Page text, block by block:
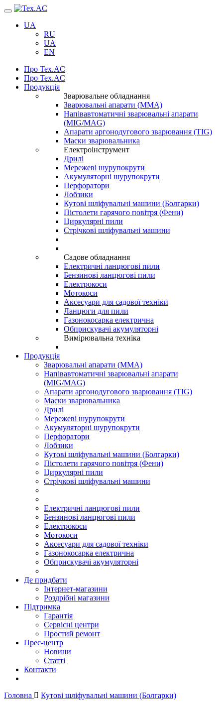
Навігація
UA
RU
UA
EN
Про Tex.AC
Про Tex.AC
Продукція
Зварювальне обладнання
Зварювальні апарати (ММА)
Напівавтоматичні зварювальні апарати
(MIG/MAG)
Апарати аргонодугового зварювання (TIG)
Маски зварювальника
Електроінструмент
Дрилі
Мережеві шурупокрути
Акумуляторні шурупокрути
Перфоратори
Лобзики
Кутові шліфувальні машини (Болгарки)
Пістолети гарячого повітря (Фени)
Циркулярні пили
Стрічкові шліфувальні машини
Садове обладнання
Електричні ланцюгові пили
Бензинові ланцюгові пили
Електрокоси
Мотокоси
Аксесуари для садової техніки
Ланцюги для пили
Газонокосарка електрична
Обприскувачі акумуляторні
Вимірювальна техніка
Продукція
Зварювальні апарати (ММА)
Напівавтоматичні зварювальні апарати
(MIG/MAG)
Апарати аргонодугового зварювання (TIG)
Маски зварювальника
Дрилі
Мережеві шурупокрути
Акумуляторні шурупокрути
Перфоратори
Лобзики
Кутові шліфувальні машини (Болгарки)
Пістолети гарячого повітря (Фени)
Циркулярні пили
Стрічкові шліфувальні машини
Електричні ланцюгові пили
Бензинові ланцюгові пили
Електрокоси
Мотокоси
Аксесуари для садової техніки
Газонокосарка електрична
Обприскувачі акумуляторні
Де придбати
Інтернет-магазини
Роздрібні магазини
Підтримка
Гарантія
Сервісні центри
Простий ремонт
Прес-центр
Новини
Статті
Контакти
Головна Кутові шліфувальні машини (Болгарки)